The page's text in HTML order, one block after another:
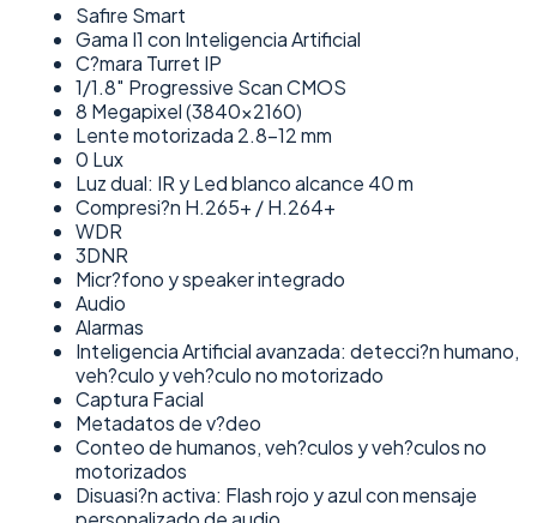
Safire Smart
Gama I1 con Inteligencia Artificial
C?mara Turret IP
1/1.8″ Progressive Scan CMOS
8 Megapixel (3840×2160)
Lente motorizada 2.8-12 mm
0 Lux
Luz dual: IR y Led blanco alcance 40 m
Compresi?n H.265+ / H.264+
WDR
3DNR
Micr?fono y speaker integrado
Audio
Alarmas
Inteligencia Artificial avanzada: detecci?n humano,
veh?culo y veh?culo no motorizado
Captura Facial
Metadatos de v?deo
Conteo de humanos, veh?culos y veh?culos no
motorizados
Disuasi?n activa: Flash rojo y azul con mensaje